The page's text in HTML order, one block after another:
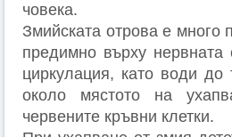
човека.
Змийската отрова е много
предимно върху
циркулация, като води до
около мястото на
червените кръвни клетки.